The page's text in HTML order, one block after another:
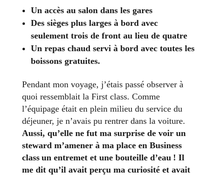
Un accès au salon dans les gares
Des sièges plus larges à bord avec
seulement trois de front au lieu de quatre
Un repas chaud servi à bord avec toutes les
boissons gratuites.
Pendant mon voyage, j’étais passé observer à
quoi ressemblait la First class. Comme
l’équipage était en plein milieu du service du
déjeuner, je n’avais pu rentrer dans la voiture.
Aussi, qu’elle ne fut ma surprise de voir un
steward m’amener à ma place en Business
class un entremet et une bouteille d’eau ! Il
me dit qu’il avait perçu ma curiosité et avait